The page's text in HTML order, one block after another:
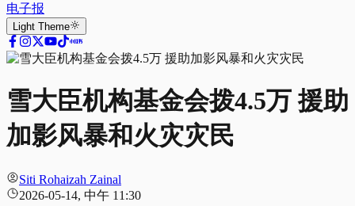
电子报
Light Theme
雪大臣机构基金会拨4.5万 援助
加影风暴和火灾灾民
Siti Rohaizah Zainal
2026-05-14, 中午 11:30